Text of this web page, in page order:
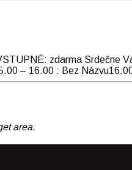
zdarma Srdečne
– 16.00 : Bez
area.